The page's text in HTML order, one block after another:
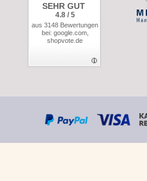
SEHR GUT
4.8 / 5
aus 3148 Bewertungen
bei: google.com,
shopvote.de